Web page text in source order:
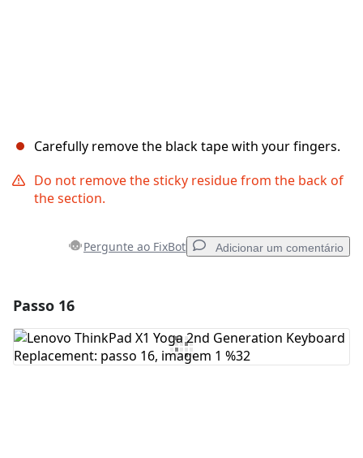
Carefully remove the black tape with your fingers.
Do not remove the sticky residue from the back of
the section.
Pergunte ao FixBot Adicionar um comentário
Comentar
Passo 16